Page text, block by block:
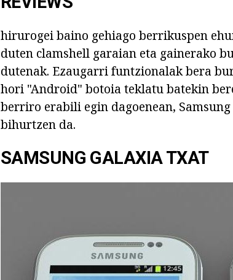
hirurogei baino gehiago berrikuspen
duten clamshell garaian eta gainerako
dutenak. Ezaugarri funtzionalak bera
hori "Android" botoia teklatu batekin
berriro erabili egin dagoenean,
bihurtzen da.
SAMSUNG GALAXIA TXAT